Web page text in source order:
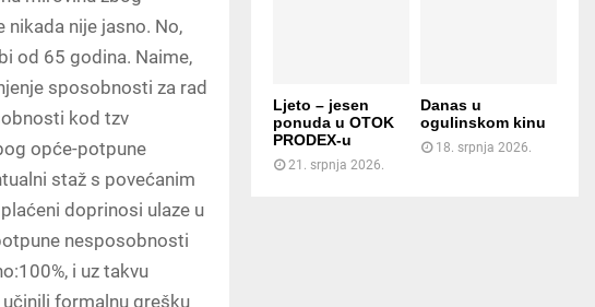
nije jasno. No,
od 65 godina. Naime,
sposobnosti za rad
kod tzv
opće-potpune
staž s povećanim
doprinosi ulaze u
nesposobnosti
i uz takvu
formalnu grešku
Ljeto – jesen
ponuda u OTOK
PRODEX-u
21. srpnja 2026.
Danas u
ogulinskom kinu
18. srpnja 2026.